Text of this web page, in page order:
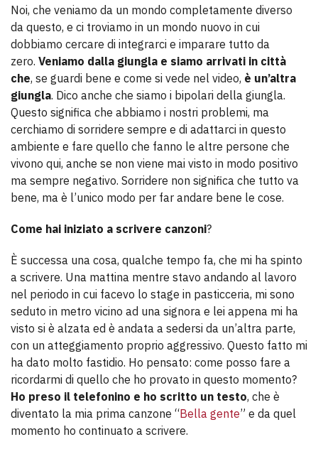
Noi, che veniamo da un mondo completamente diverso
da questo, e ci troviamo in un mondo nuovo in cui
dobbiamo cercare di integrarci e imparare tutto da
zero. Veniamo dalla giungla e siamo arrivati in città
che, se guardi bene e come si vede nel video, è un’altra
giungla. Dico anche che siamo i bipolari della giungla.
Questo significa che abbiamo i nostri problemi, ma
cerchiamo di sorridere sempre e di adattarci in questo
ambiente e fare quello che fanno le altre persone che
vivono qui, anche se non viene mai visto in modo positivo
ma sempre negativo. Sorridere non significa che tutto va
bene, ma è l’unico modo per far andare bene le cose.
Come hai iniziato a scrivere canzoni?
È successa una cosa, qualche tempo fa, che mi ha spinto
a scrivere. Una mattina mentre stavo andando al lavoro
nel periodo in cui facevo lo stage in pasticceria, mi sono
seduto in metro vicino ad una signora e lei appena mi ha
visto si è alzata ed è andata a sedersi da un’altra parte,
con un atteggiamento proprio aggressivo. Questo fatto mi
ha dato molto fastidio. Ho pensato: come posso fare a
ricordarmi di quello che ho provato in questo momento?
Ho preso il telefonino e ho scritto un testo, che è
diventato la mia prima canzone “Bella gente” e da quel
momento ho continuato a scrivere.